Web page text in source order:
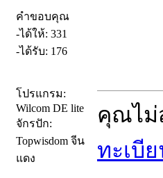
คำขอบคุณ
-ได้ให้: 331
-ได้รับ: 176
โปรแกรม:
Wilcom DE lite
จักรปัก:
Topwisdom จีน
แดง
คุณไม่
ทะเบี